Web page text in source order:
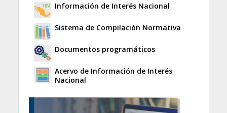
Información de Interés Nacional
Sistema de Compilación Normativa
Documentos programáticos
Acervo de Información de Interés
Nacional